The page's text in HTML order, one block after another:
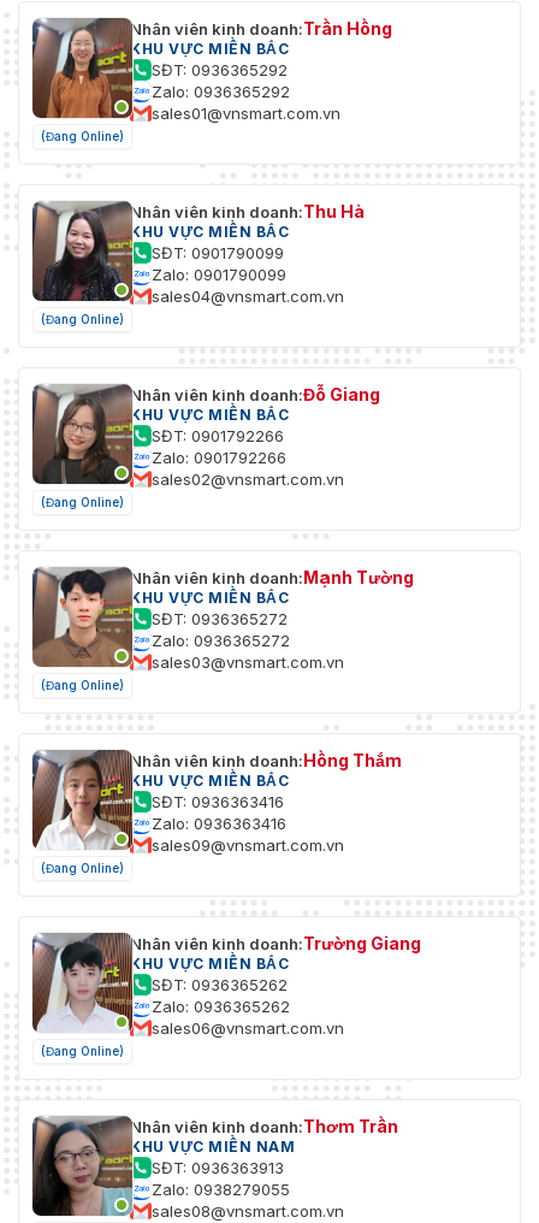
(Đang Online)
Nhân viên kinh doanh:Trần Hồng
KHU VỰC MIỀN BẮC
SĐT: 0936365292
Zalo: 0936365292
sales01@vnsmart.com.vn
(Đang Online)
Nhân viên kinh doanh:Thu Hà
KHU VỰC MIỀN BẮC
SĐT: 0901790099
Zalo: 0901790099
sales04@vnsmart.com.vn
(Đang Online)
Nhân viên kinh doanh:Đỗ Giang
KHU VỰC MIỀN BẮC
SĐT: 0901792266
Zalo: 0901792266
sales02@vnsmart.com.vn
(Đang Online)
Nhân viên kinh doanh:Mạnh Tường
KHU VỰC MIỀN BẮC
SĐT: 0936365272
Zalo: 0936365272
sales03@vnsmart.com.vn
(Đang Online)
Nhân viên kinh doanh:Hồng Thắm
KHU VỰC MIỀN BẮC
SĐT: 0936363416
Zalo: 0936363416
sales09@vnsmart.com.vn
(Đang Online)
Nhân viên kinh doanh:Trường Giang
KHU VỰC MIỀN BẮC
SĐT: 0936365262
Zalo: 0936365262
sales06@vnsmart.com.vn
Nhân viên kinh doanh:Thơm Trần
KHU VỰC MIỀN NAM
SĐT: 0936363913
Zalo: 0938279055
sales08@vnsmart.com.vn